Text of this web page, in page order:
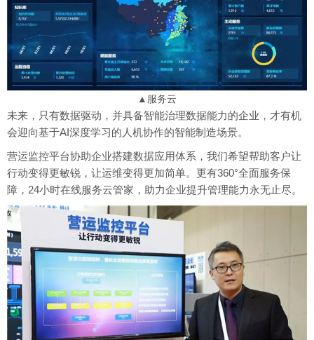
▲服务云
未来，只有数据驱动，并具备智能治理数据能力的企业，才有机
会迎向基于AI深度学习的人机协作的智能制造场景。
营运监控平台协助企业搭建数据应用体系，我们希望帮助客户让
行动变得更敏锐，让运维变得更加简单。更有360°全面服务保
障，24小时在线服务云管家，助力企业提升管理能力永无止尽。